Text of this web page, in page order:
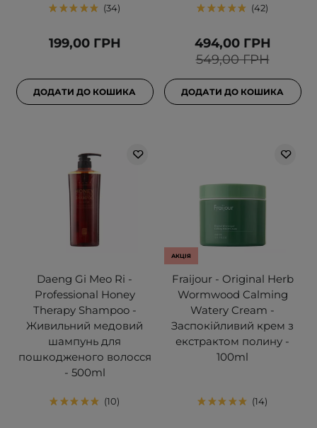
34
199,00 ГРН
ДОДАТИ ДО КОШИКА
42
549,00 ГРН
494,00 ГРН
ДОДАТИ ДО КОШИКА
Daeng Gi Meo Ri -
Professional Honey
Therapy Shampoo -
Живильний медовий
шампунь для
пошкодженого волосся
- 500ml
10
АКЦІЯ
Fraijour - Original Herb
Wormwood Calming
Watery Cream -
Заспокійливий крем з
екстрактом полину -
100ml
14